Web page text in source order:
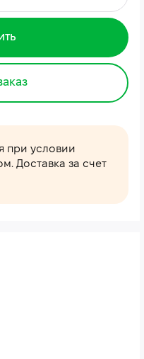
при условии
Доставка за счет